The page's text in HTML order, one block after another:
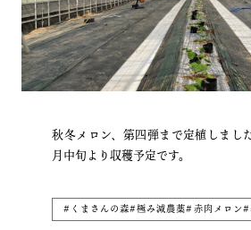
秋冬メロン、第四弾まで定植しまし
月中旬より収穫予定です。
#くまさんの森#極み減農薬#赤肉メロン#